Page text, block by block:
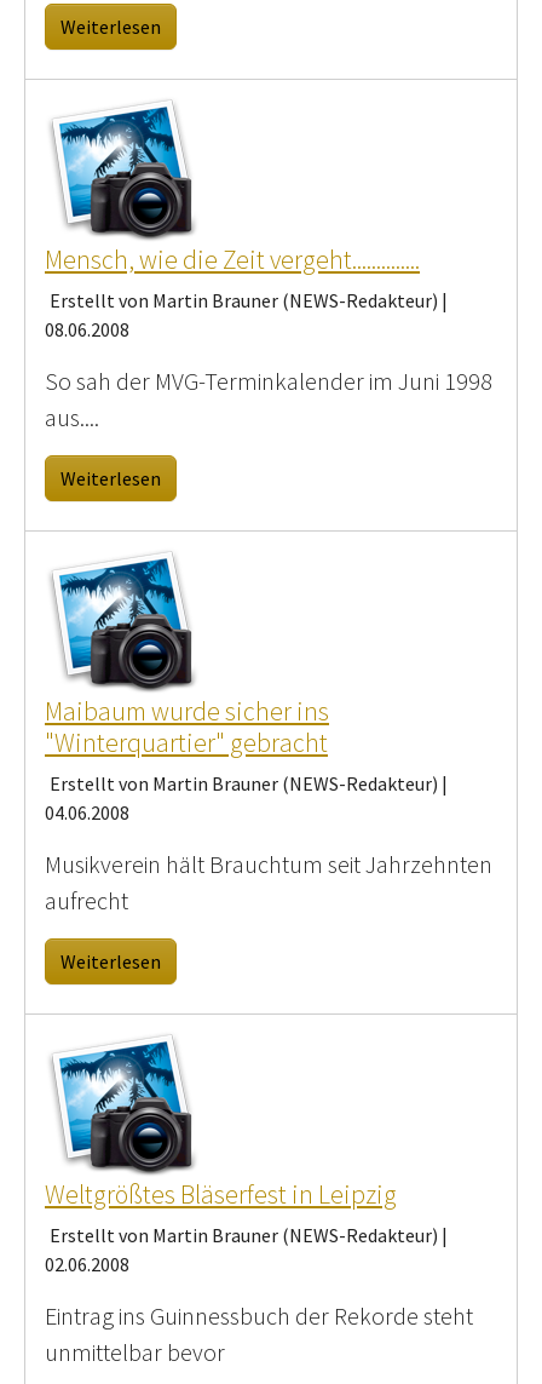
Weiterlesen
Mensch, wie die Zeit vergeht..............
Erstellt von Martin Brauner (NEWS-Redakteur) |
08.06.2008
So sah der MVG-Terminkalender im Juni 1998
aus....
Weiterlesen
Maibaum wurde sicher ins
"Winterquartier" gebracht
Erstellt von Martin Brauner (NEWS-Redakteur) |
04.06.2008
Musikverein hält Brauchtum seit Jahrzehnten
aufrecht
Weiterlesen
Weltgrößtes Bläserfest in Leipzig
Erstellt von Martin Brauner (NEWS-Redakteur) |
02.06.2008
Eintrag ins Guinnessbuch der Rekorde steht
unmittelbar bevor